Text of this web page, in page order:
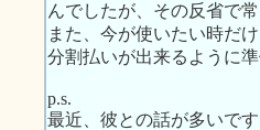
んでしたが、その反省で
また、今が使いたい時だ
分割払いが出来るように準
p.s.
最近、彼との話が多いです